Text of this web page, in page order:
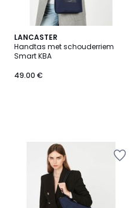
LANCASTER
Handtas met schouderriem
Smart KBA
49.00 €